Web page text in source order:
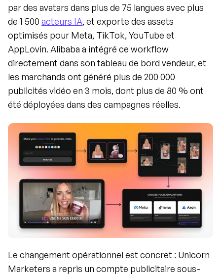
par des avatars dans plus de 75 langues avec plus
de 1 500 acteurs IA, et exporte des assets
optimisés pour Meta, TikTok, YouTube et
AppLovin. Alibaba a intégré ce workflow
directement dans son tableau de bord vendeur, et
les marchands ont généré plus de 200 000
publicités vidéo en 3 mois, dont plus de 80 % ont
été déployées dans des campagnes réelles.
Le changement opérationnel est concret : Unicorn
Marketers a repris un compte publicitaire sous-